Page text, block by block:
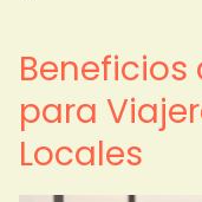
Beneficios
para
Locales